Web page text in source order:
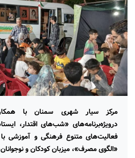
مرکز سیار شهری سمنان با
درویژه‌برنامه‌های «شب‌های اقتدار،
فعالیت‌های متنوع فرهنگی و آموزشی
«الگوی مصرف»، میزبان کودکان و